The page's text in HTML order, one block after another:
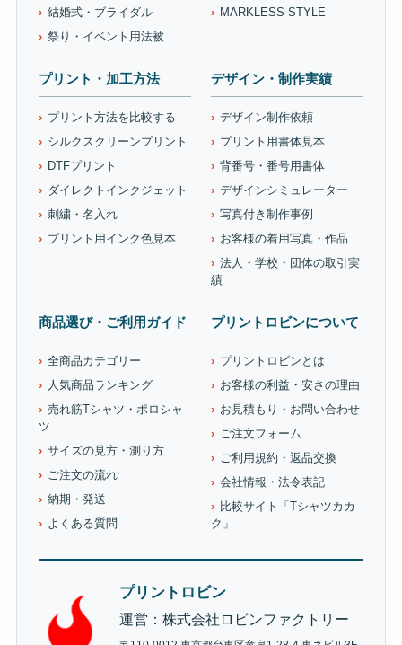
結婚式・ブライダル
祭り・イベント用法被
MARKLESS STYLE
プリント・加工方法
プリント方法を比較する
シルクスクリーンプリント
DTFプリント
ダイレクトインクジェット
刺繍・名入れ
プリント用インク色見本
デザイン・制作実績
デザイン制作依頼
プリント用書体見本
背番号・番号用書体
デザインシミュレーター
写真付き制作事例
お客様の着用写真・作品
法人・学校・団体の取引実
績
商品選び・ご利用ガイド
全商品カテゴリー
人気商品ランキング
売れ筋Tシャツ・ポロシャ
ツ
サイズの見方・測り方
ご注文の流れ
納期・発送
よくある質問
プリントロビンについて
プリントロビンとは
お客様の利益・安さの理由
お見積もり・お問い合わせ
ご注文フォーム
ご利用規約・返品交換
会社情報・法令表記
比較サイト「Tシャツカカ
ク」
プリントロビン
運営：株式会社ロビンファクトリー